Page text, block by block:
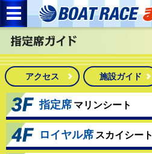
アクセス 施設ガイド
指定席 マリンシート
ロイヤル席 スカイシート